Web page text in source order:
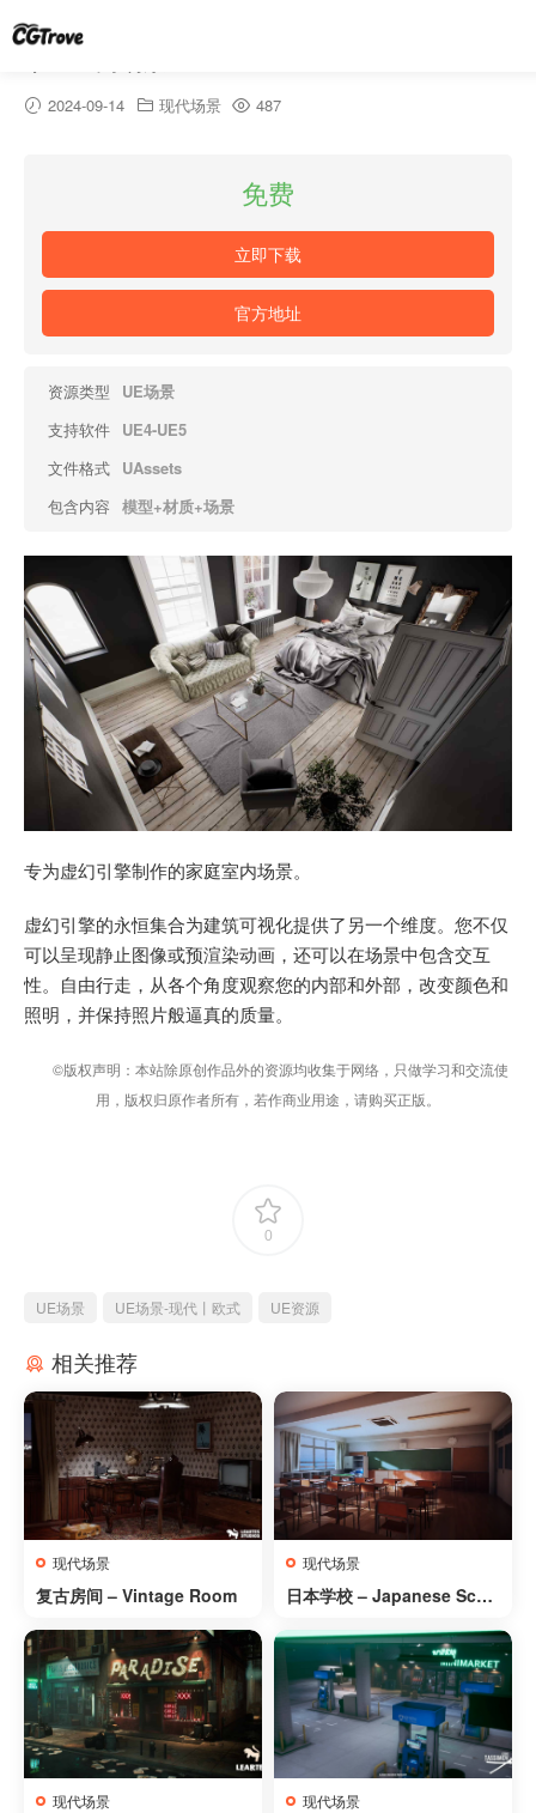
2024-09-14 现代场景 487
免费
立即下载
官方地址
资源类型
UE场景
支持软件 UE4-UE5
文件格式 UAssets
包含内容 模型+材质+场景
专为虚幻引擎制作的家庭室内场景。
虚幻引擎的永恒集合为建筑可视化提供了另一个维度。您不仅
可以呈现静止图像或预渲染动画，还可以在场景中包含交互
性。自由行走，从各个角度观察您的内部和外部，改变颜色和
照明，并保持照片般逼真的质量。
©版权声明：本站除原创作品外的资源均收集于网络，只做学习和交流使
用，版权归原作者所有，若作商业用途，请购买正版。
0
UE场景 UE场景-现代丨欧式 UE资源
相关推荐
现代场景
复古房间 – Vintage Room
现代场景
日本学校 – Japanese Scho
cks, Over 200 Assets
现代场景 现代场景